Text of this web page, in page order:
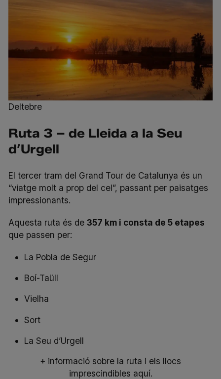
Deltebre
Ruta 3 – de Lleida a la Seu
d’Urgell
Eltercer tram del Grand Tour de Catalunya és un
“viatge molt a prop del cel”, passant per paisatges
impressionants.
Aquesta ruta és de357 km i consta de 5 etapes
que passen per:
La Pobla de Segur
Boí-Taüll
Vielha
Sort
La Seu d’Urgell
+ informació sobre la ruta i els llocs
imprescindibles aquí.